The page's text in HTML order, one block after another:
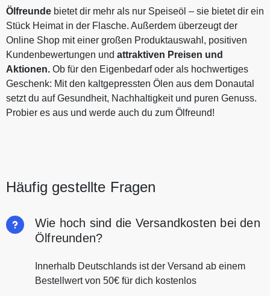
Ölfreunde bietet dir mehr als nur Speiseöl – sie bietet dir ein
Stück Heimat in der Flasche. Außerdem überzeugt der
Online Shop mit einer großen Produktauswahl, positiven
Kundenbewertungen und attraktiven Preisen und
Aktionen. Ob für den Eigenbedarf oder als hochwertiges
Geschenk: Mit den kaltgepressten Ölen aus dem Donautal
setzt du auf Gesundheit, Nachhaltigkeit und puren Genuss.
Probier es aus und werde auch du zum Ölfreund!
Häufig gestellte Fragen
Wie hoch sind die Versandkosten bei den
Ölfreunden?
Innerhalb Deutschlands ist der Versand ab einem
Bestellwert von 50€ für dich kostenlos